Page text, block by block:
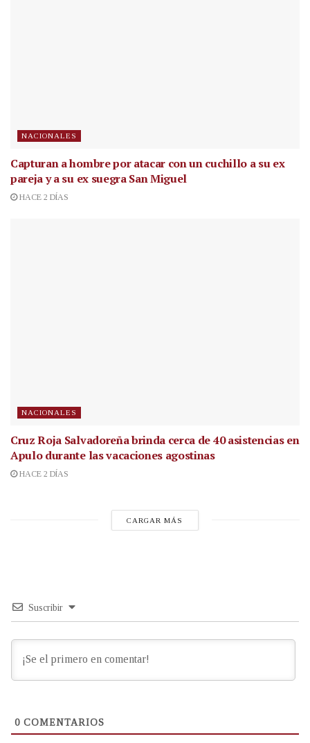
NACIONALES
Capturan a hombre por atacar con un cuchillo a su ex
pareja y a su ex suegra San Miguel
HACE 2 DÍAS
NACIONALES
Cruz Roja Salvadoreña brinda cerca de 40 asistencias en
Apulo durante las vacaciones agostinas
HACE 2 DÍAS
CARGAR MÁS
Suscribir
0 COMENTARIOS